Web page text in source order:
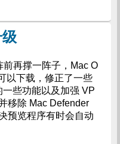
再撑一阵子，Mac O
以下载，修正了一些
些功能以及加强 VP
移除 Mac Defender
预览程序有时会自动